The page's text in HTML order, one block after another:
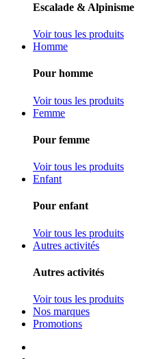
Escalade & Alpinisme
Voir tous les produits
Homme
Pour homme
Voir tous les produits
Femme
Pour femme
Voir tous les produits
Enfant
Pour enfant
Voir tous les produits
Autres activités
Autres activités
Voir tous les produits
Nos marques
Promotions